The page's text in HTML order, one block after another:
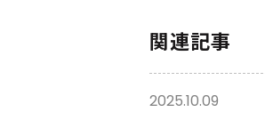
関連記事
2025.10.09